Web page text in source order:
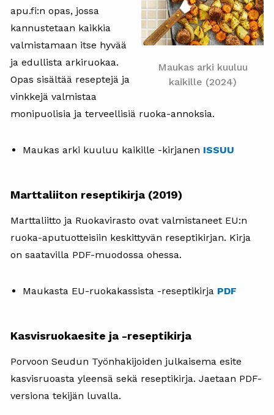
Maukas arki kuuluu
kaikille (2024)
apu.fi:n opas, jossa
kannustetaan kaikkia
valmistamaan itse hyvää
ja edullista arkiruokaa.
Opas sisältää reseptejä ja
vinkkejä valmistaa
monipuolisia ja terveellisiä ruoka-annoksia.
Maukas arki kuuluu kaikille -kirjanen ISSUU
Marttaliiton reseptikirja (2019)
Marttaliitto ja Ruokavirasto ovat valmistaneet EU:n
ruoka-aputuotteisiin keskittyvän reseptikirjan. Kirja
on saatavilla PDF-muodossa ohessa.
Maukasta EU-ruokakassista -reseptikirja PDF
Kasvisruokaesite ja -reseptikirja
Porvoon Seudun Työnhakijoiden julkaisema esite
kasvisruoasta yleensä sekä reseptikirja. Jaetaan PDF-
versiona tekijän luvalla.